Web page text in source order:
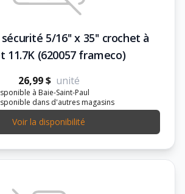
5/16'' x 35'' crochet à
11.7K (620057 frameco)
26,99 $ unité
à Baie-Saint-Paul
dans d'autres magasins
Voir la disponibilité